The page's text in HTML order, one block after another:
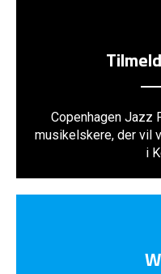
Copenhagen Jazz
musikelskere, der vil
i